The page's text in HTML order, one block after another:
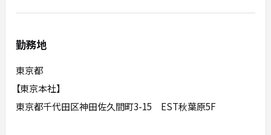
勤務地
東京都
【東京本社】
東京都千代田区神田佐久間町3-15 EST秋葉原5F